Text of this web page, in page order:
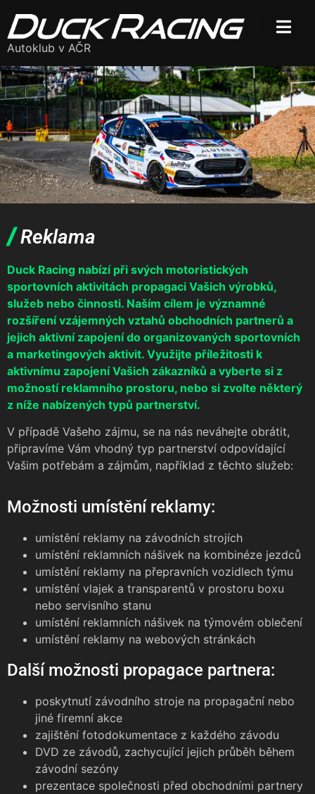
Autoklub v AČR
/Reklama
Duck Racing nabízí při svých motoristických
sportovních aktivitách propagaci Vašich výrobků,
služeb nebo činnosti. Naším cílem je významné
rozšíření vzájemných vztahů obchodních partnerů a
jejich aktivní zapojení do organizovaných sportovních
a marketingových aktivit. Využijte příležitosti k
aktivnímu zapojení Vašich zákazníků a vyberte si z
možností reklamního prostoru, nebo si zvolte některý
z níže nabízených typů partnerství.
V případě Vašeho zájmu, se na nás neváhejte obrátit,
připravíme Vám vhodný typ partnerství odpovídající
Vašim potřebám a zájmům, například z těchto služeb:
Možnosti umístění reklamy:
umístění reklamy na závodních strojích
umístění reklamních nášivek na kombinéze jezdců
umístění reklamy na přepravních vozidlech týmu
umístění vlajek a transparentů v prostoru boxu
nebo servisního stanu
umístění reklamních nášivek na týmovém oblečení
umístění reklamy na webových stránkách
Další možnosti propagace partnera:
poskytnutí závodního stroje na propagační nebo
jiné firemní akce
zajištění fotodokumentace z každého závodu
DVD ze závodů, zachycující jejich průběh během
závodní sezóny
prezentace společnosti před obchodními partnery